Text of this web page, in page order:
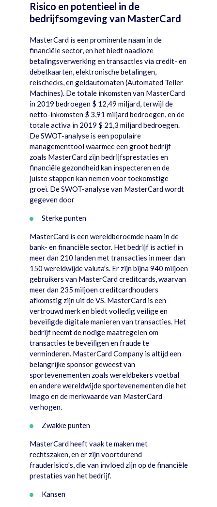
Risico en potentieel in de
bedrijfsomgeving van MasterCard
MasterCard is een prominente naam in de
financiële sector, en het biedt naadloze
betalingsverwerking en transacties via credit- en
debetkaarten, elektronische betalingen,
reischecks, en geldautomaten (Automated Teller
Machines). De totale inkomsten van MasterCard
in 2019 bedroegen $ 12,49 miljard, terwijl de
netto-inkomsten $ 3,91 miljard bedroegen, en de
totale activa in 2019 $ 21,3 miljard bedroegen.
De SWOT-analyse is een populaire
managementtool waarmee een groot bedrijf
zoals MasterCard zijn bedrijfsprestaties en
financiële gezondheid kan inspecteren en de
juiste stappen kan nemen voor toekomstige
groei. De SWOT-analyse van MasterCard wordt
gegeven door
Sterke punten
MasterCard is een wereldberoemde naam in de
bank- en financiële sector. Het bedrijf is actief in
meer dan 210 landen met transacties in meer dan
150 wereldwijde valuta's. Er zijn bijna 940 miljoen
gebruikers van MasterCard creditcards, waarvan
meer dan 235 miljoen creditcardhouders
afkomstig zijn uit de VS. MasterCard is een
vertrouwd merk en biedt volledig veilige en
beveiligde digitale manieren van transacties. Het
bedrijf neemt de nodige maatregelen om
transacties te beveiligen en fraude te
verminderen. MasterCard Company is altijd een
belangrijke sponsor geweest van
sportevenementen zoals wereldbekers voetbal
en andere wereldwijde sportevenementen die het
imago en de merkwaarde van MasterCard
verhogen.
Zwakke punten
MasterCard heeft vaak te maken met
rechtszaken, en er zijn voortdurend
frauderisico's, die van invloed zijn op de financiële
prestaties van het bedrijf.
Kansen